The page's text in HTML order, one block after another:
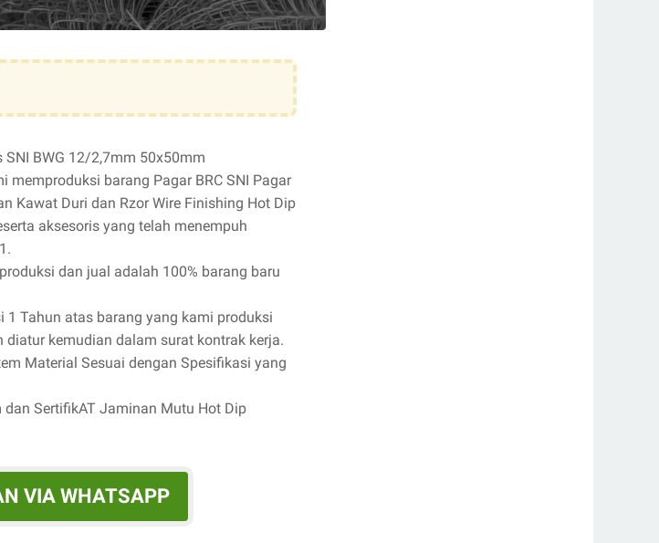
BWG 12/2,7mm 50x50mm
memproduksi barang Pagar BRC SNI Pagar
Kawat Duri dan Rzor Wire Finishing Hot Dip
aksesoris yang telah menempuh
dan jual adalah 100% barang baru
1 Tahun atas barang yang kami produksi
diatur kemudian dalam surat kontrak kerja.
Material Sesuai dengan Spesifikasi yang
SertifikAT Jaminan Mutu Hot Dip
VIA WHATSAPP